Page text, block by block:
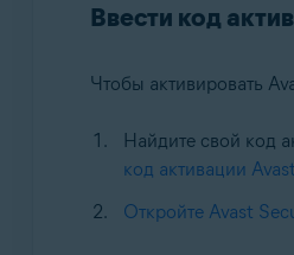
Ввести код
Чтобы активировать
Найдите свой код
код активации Avast
Откройте Avast